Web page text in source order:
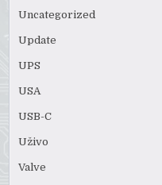
Uncategorized
Update
UPS
USA
USB-C
Uživo
Valve